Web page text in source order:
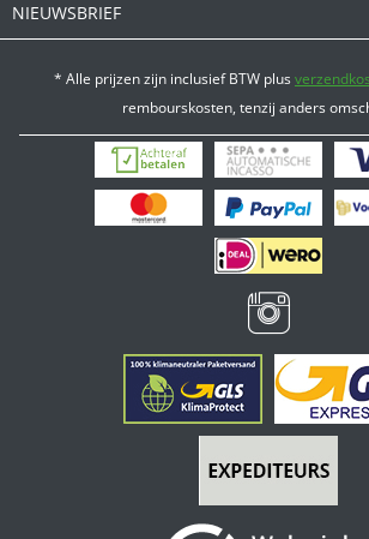
NIEUWSBRIEF
* Alle prijzen zijn inclusief BTW plus
rembourskosten, tenzij anders